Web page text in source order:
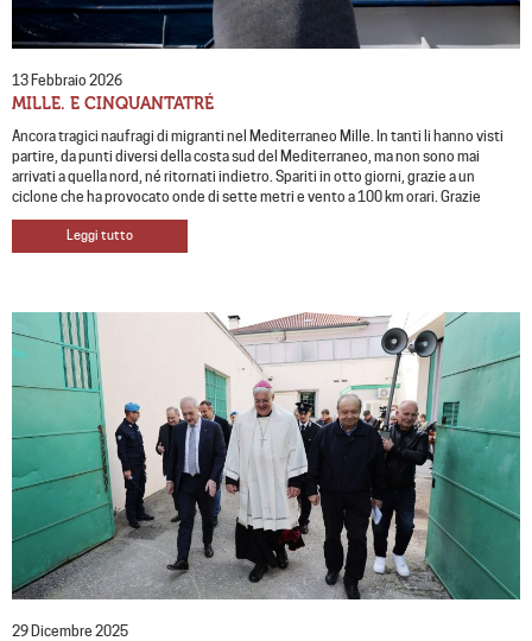
13 Febbraio 2026
MILLE. E CINQUANTATRÉ
Ancora tragici naufragi di migranti nel Mediterraneo Mille. In tanti li hanno visti
partire, da punti diversi della costa sud del Mediterraneo, ma non sono mai
arrivati a quella nord, né ritornati indietro. Spariti in otto giorni, grazie a un
ciclone che ha provocato onde di sette metri e vento a 100 km orari. Grazie
Leggi tutto
29 Dicembre 2025